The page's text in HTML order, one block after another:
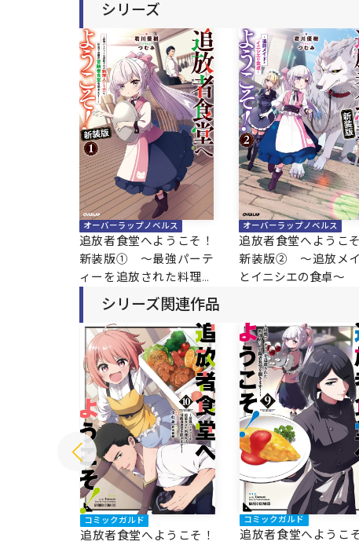
シリーズ
オーバーラップノベルス
追放者食堂へようこそ！
新装版① ～最強パーテ
ィーを追放された料理人
（Lv.99）は、田舎で念
願の冒険者食堂を開きま
す！～
オーバーラップノベルス
追放者食堂へようこ
新装版② ～追放メ
とイニシエの食卓～
シリーズ関連作品
コミックガルド
追放者食堂へようこそ！
コミックガルド
追放者食堂へようこ